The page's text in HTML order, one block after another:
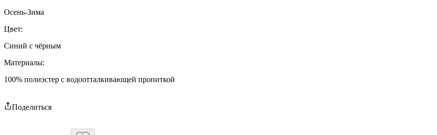
Осень-Зима
Цвет:
Синий с чёрным
Материалы:
100% полиэстер с водоотталкивающей пропиткой
Поделиться